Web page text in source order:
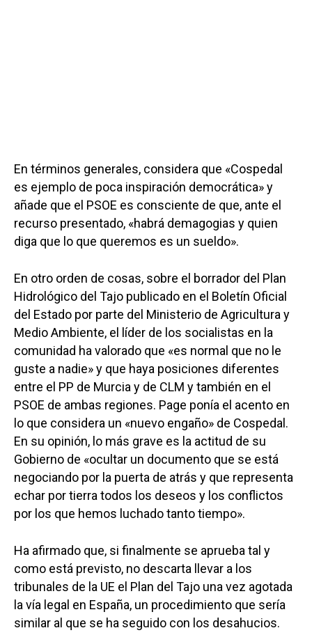
En términos generales, considera que «Cospedal
es ejemplo de poca inspiración democrática» y
añade que el PSOE es consciente de que, ante el
recurso presentado, «habrá demagogias y quien
diga que lo que queremos es un sueldo».
En otro orden de cosas, sobre el borrador del Plan
Hidrológico del Tajo publicado en el Boletín Oficial
del Estado por parte del Ministerio de Agricultura y
Medio Ambiente, el líder de los socialistas en la
comunidad ha valorado que «es normal que no le
guste a nadie» y que haya posiciones diferentes
entre el PP de Murcia y de CLM y también en el
PSOE de ambas regiones. Page ponía el acento en
lo que considera un «nuevo engaño» de Cospedal.
En su opinión, lo más grave es la actitud de su
Gobierno de «ocultar un documento que se está
negociando por la puerta de atrás y que representa
echar por tierra todos los deseos y los conflictos
por los que hemos luchado tanto tiempo».
Ha afirmado que, si finalmente se aprueba tal y
como está previsto, no descarta llevar a los
tribunales de la UE el Plan del Tajo una vez agotada
la vía legal en España, un procedimiento que sería
similar al que se ha seguido con los desahucios.